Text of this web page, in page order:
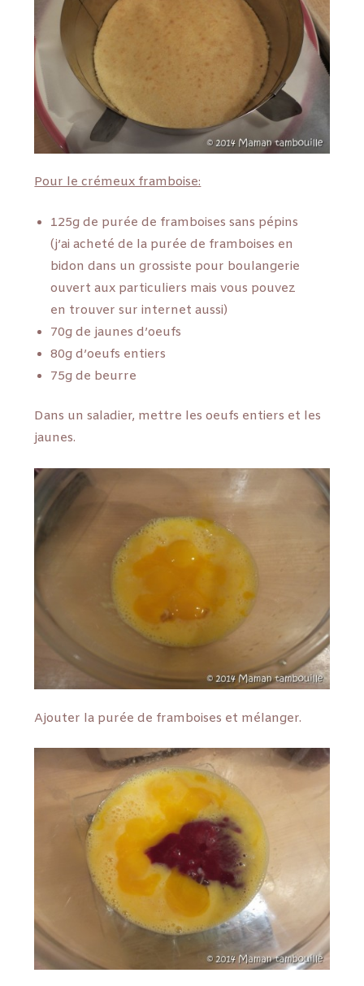
Pour le crémeux framboise:
125g de purée de framboises sans pépins
(j’ai acheté de la purée de framboises en
bidon dans un grossiste pour boulangerie
ouvert aux particuliers mais vous pouvez
en trouver sur internet aussi)
70g de jaunes d’oeufs
80g d’oeufs entiers
75g de beurre
Dans un saladier, mettre les oeufs entiers et les
jaunes.
Ajouter la purée de framboises et mélanger.